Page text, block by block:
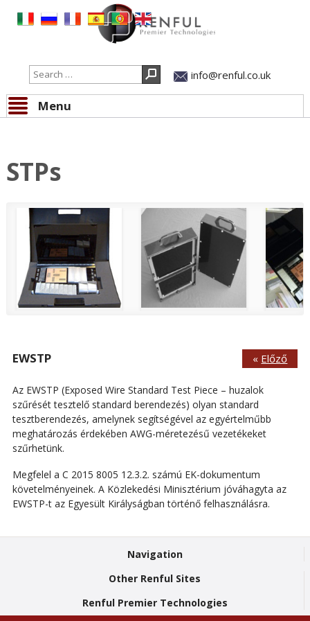
Search info@renful.co.uk
Menu
STPs
EWSTP « Előző
Az EWSTP (Exposed Wire Standard Test Piece – huzalok
szűrését tesztelő standard berendezés) olyan standard
tesztberendezés, amelynek segítségével az egyértelműbb
meghatározás érdekében AWG-méretezésű vezetékeket
szűrhetünk.
Megfelel a C 2015 8005 12.3.2. számú EK-dokumentum
követelményeinek. A Közlekedési Minisztérium jóváhagyta az
EWSTP-t az Egyesült Királyságban történő felhasználásra.
Navigation
Other Renful Sites
Renful Premier Technologies